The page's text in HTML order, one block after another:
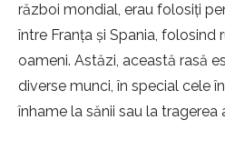
război mondial, erau folosiți
între Franța și Spania, folosind
oameni. Astăzi, această rasă
diverse munci, în special cele
înhame la sănii sau la tragerea